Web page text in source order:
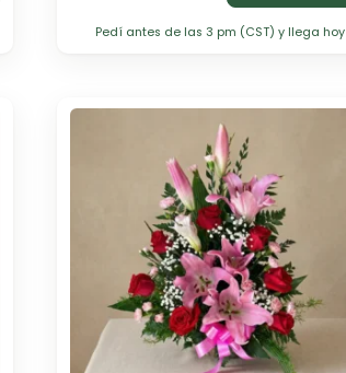
Pedí antes de las 3 pm (CST) y llega hoy